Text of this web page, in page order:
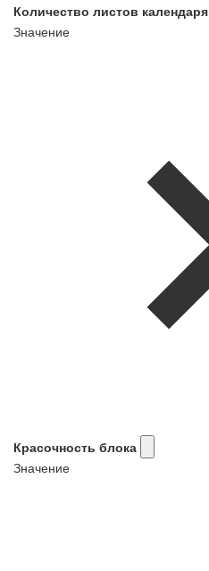
Количество листов календаря
Значение
Красочность блока
Значение